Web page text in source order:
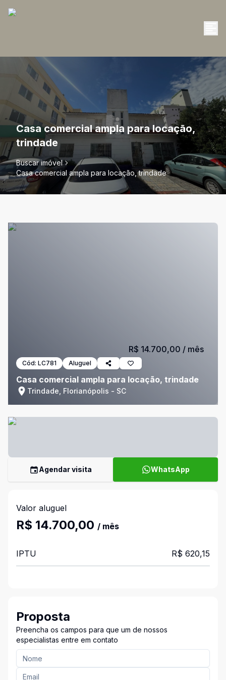
Casa comercial ampla para locação,
trindade
Buscar imóvel
Casa comercial ampla para locação, trindade
Cód: LC781 Aluguel
Casa comercial ampla para locação, trindade
Trindade, Florianópolis - SC
R$ 14.700,00 / mês
Agendar visita WhatsApp
Valor aluguel
R$ 14.700,00 / mês
IPTU R$ 620,15
Proposta
Preencha os campos para que um de nossos
especialistas entre em contato